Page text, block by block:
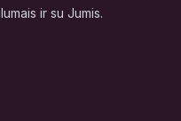
ir su Jumis.